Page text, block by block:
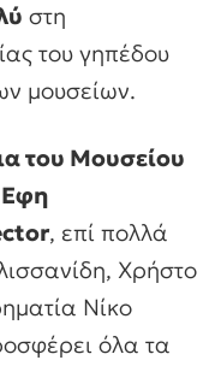
στη
του γηπέδου
μουσείων.
του Μουσείου
Εφη
, επί πολλά
Χρήστο
Νίκο
όλα τα